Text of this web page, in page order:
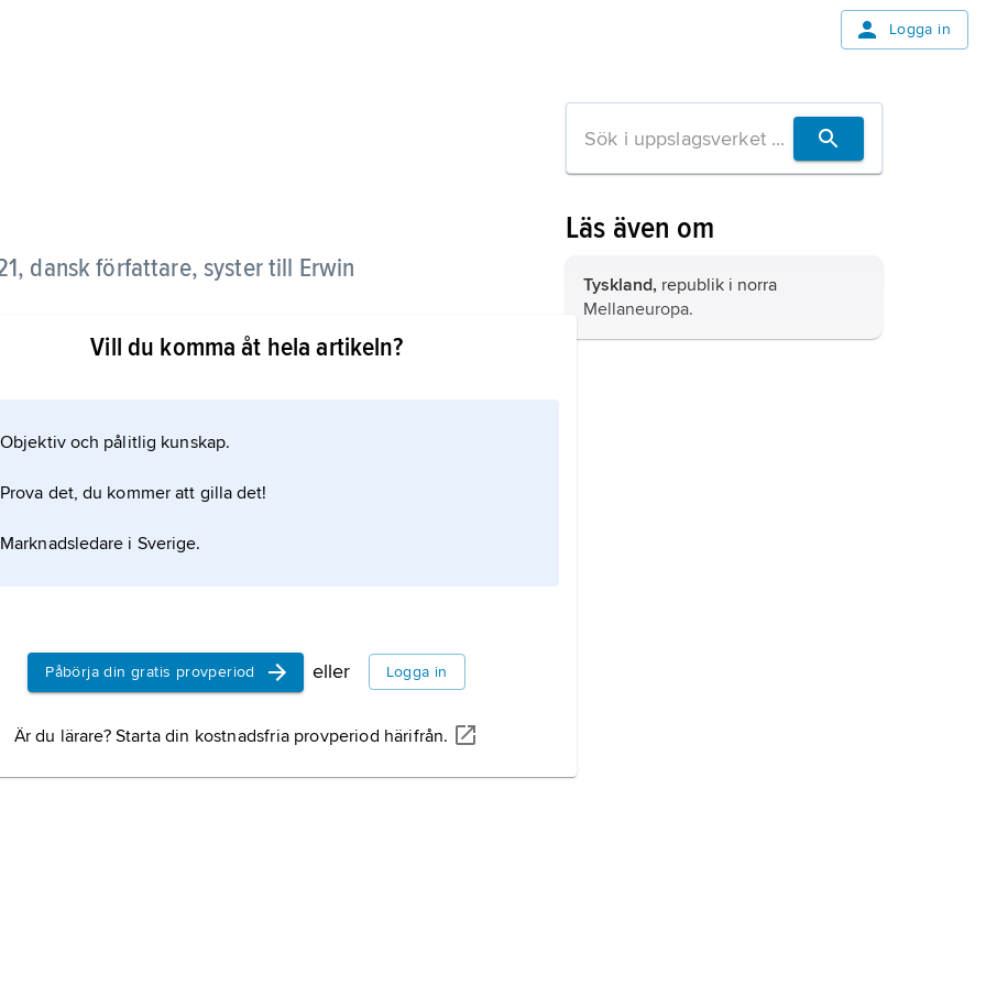
Logga in
dansk författare, syster till Erwin
behandling av kvinnors omöjliga roller i
Vill du komma åt hela artikeln?
Objektiv och pålitlig kunskap.
Prova det, du kommer att gilla det!
Marknadsledare i Sverige.
Påbörja din gratis provperiod eller Logga in
Är du lärare? Starta din kostnadsfria provperiod härifrån.
Läs även om
Tyskland, republik i norra
Mellaneuropa.